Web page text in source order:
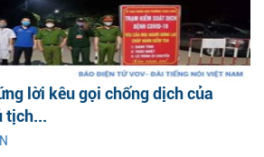
lời kêu gọi chống dịch của
tịch...